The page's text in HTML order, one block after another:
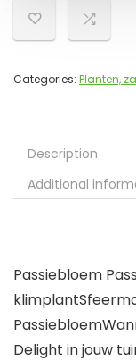
Categories: Planten,
Description
Additional
Passiebloem
Delight in jouw